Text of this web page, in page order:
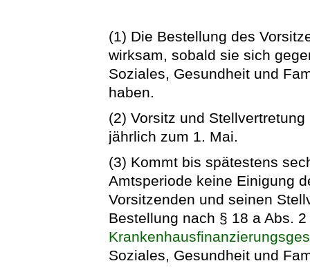
(1) Die Bestellung des
wirksam, sobald sie sich
Soziales, Gesundheit und
haben.
(2) Vorsitz und
jährlich zum 1. Mai.
(3) Kommt bis spätestens
Amtsperiode keine Einigung
Vorsitzenden und seinen
Bestellung nach § 18 a Abs.
Soziales, Gesundheit und